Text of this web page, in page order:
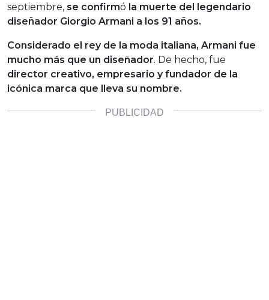
septiembre, se confirmó la muerte del legendario
diseñador Giorgio Armani a los 91 años.
Considerado el rey de la moda italiana, Armani fue
mucho más que un diseñador. De hecho, fue
director creativo, empresario y fundador de la
icónica marca que lleva su nombre.